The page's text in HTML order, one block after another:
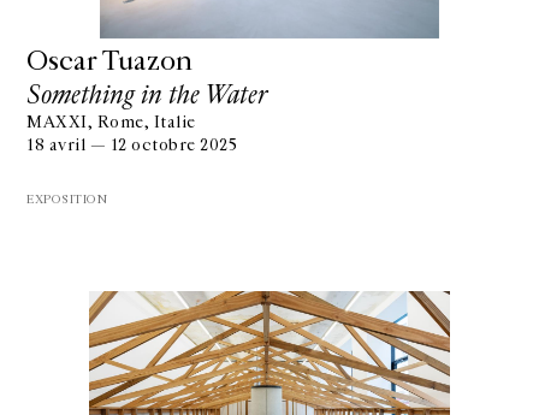
Oscar Tuazon
Something in the Water
MAXXI, Rome, Italie
18 avril — 12 octobre 2025
EXPOSITION